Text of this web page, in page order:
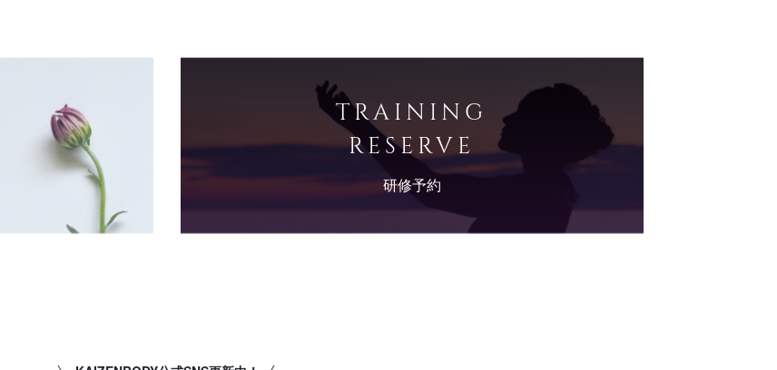
TRAINING
RESERVE
研修予約